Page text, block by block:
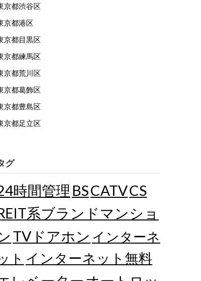
京都渋谷区
京都港区
京都目黒区
京都練馬区
京都荒川区
京都葛飾区
京都豊島区
京都足立区
グ
時間管理 BSCATVCS
系ブランドマンショ
TVドアホン インターネ
ト インターネット無料